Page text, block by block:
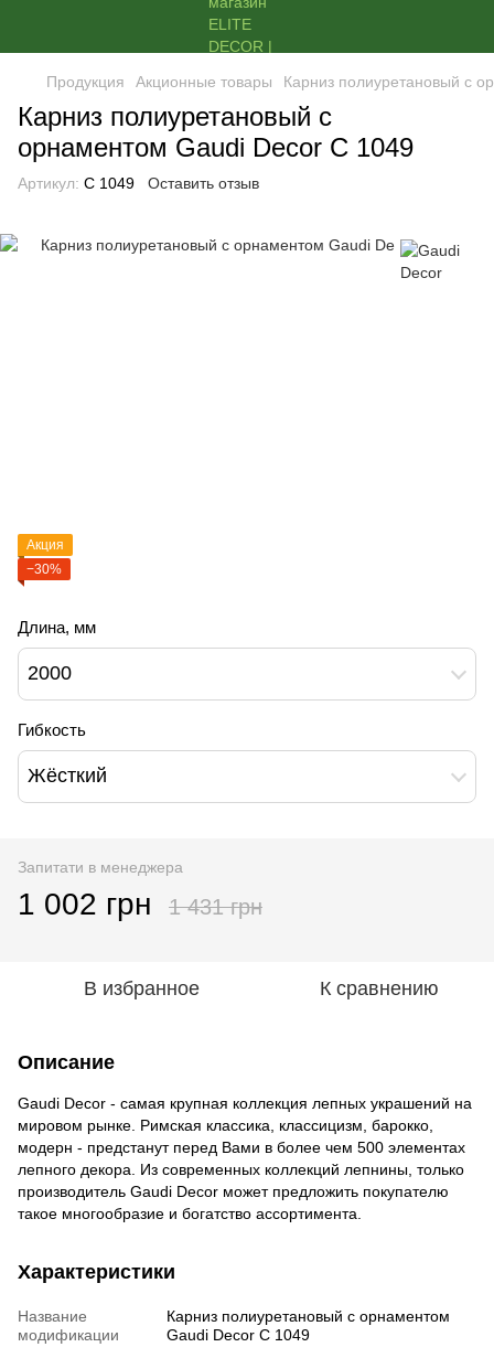
Продукция Акционные товары Карниз полиуретановый с
Карниз полиуретановый с
орнаментом Gaudi Decor C 1049
Артикул: C 1049 Оставить отзыв
Акция
−30%
Длина, мм
2000
Гибкость
Жёсткий
Запитати в менеджера
1 002 грн 1 431 грн
В избранное К сравнению
Описание
Gaudi Decor - самая крупная коллекция лепных украшений на
мировом рынке. Римская классика, классицизм, барокко,
модерн - предстанут перед Вами в более чем 500 элементах
лепного декора. Из современных коллекций лепнины, только
производитель Gaudi Decor может предложить покупателю
такое многообразие и богатство ассортимента.
Характеристики
Название
модификации
Карниз полиуретановый с орнаментом
Gaudi Decor C 1049